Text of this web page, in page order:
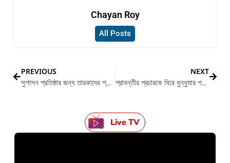
Chayan Roy
All Posts
PREVIOUS
সুশাসন প্রতিষ্ঠার জন্য তারকাদের প্রার্থী করা হয়েছে, জানান বাবুল সুপ্রিয়
NEXT
শ্রাবন্তীর প্রচারকে ঘিরে ধুন্ধুমার পর্ণশ্রীতে
Live TV